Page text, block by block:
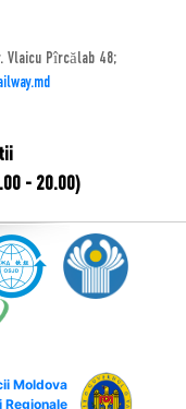
Vlaicu Pîrcălab 48;
- 20.00)
Moldova